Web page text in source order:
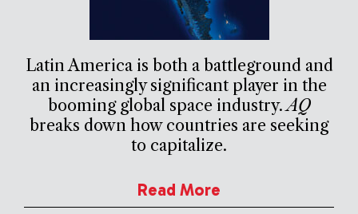
Latin America is both a battleground and
an increasingly significant player in the
booming global space industry.AQ
breaks down how countries are seeking
to capitalize.
Read More